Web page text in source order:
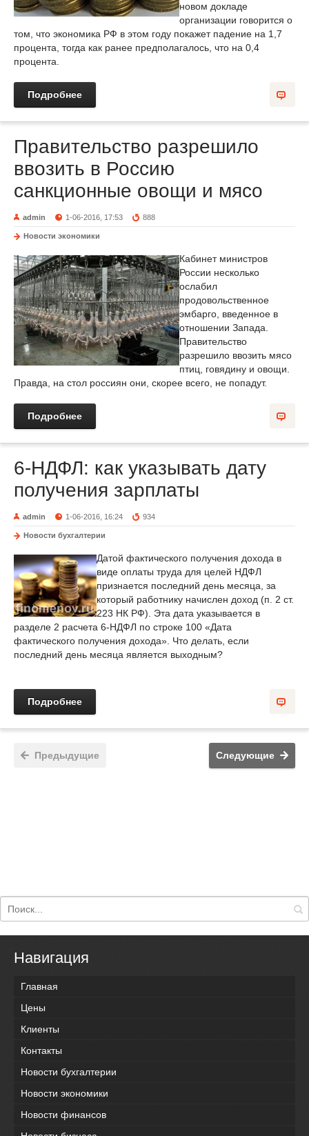
новом докладе
организации говорится о
том, что экономика РФ в этом году покажет падение на 1,7
процента, тогда как ранее предполагалось, что на 0,4
процента.
Подробнее
Правительство разрешило
ввозить в Россию
санкционные овощи и мясо
admin 1-06-2016, 17:53 888
Новости экономики
Кабинет министров
России несколько
ослабил
продовольственное
эмбарго, введенное в
отношении Запада.
Правительство
разрешило ввозить мясо
птиц, говядину и овощи.
Правда, на стол россиян они, скорее всего, не попадут.
Подробнее
6-НДФЛ: как указывать дату
получения зарплаты
admin 1-06-2016, 16:24 934
Новости бухгалтерии
Датой фактического получения дохода в
виде оплаты труда для целей НДФЛ
признается последний день месяца, за
который работнику начислен доход (п. 2 ст.
223 НК РФ). Эта дата указывается в
разделе 2 расчета 6-НДФЛ по строке 100 «Дата
фактического получения дохода». Что делать, если
последний день месяца является выходным?
Подробнее
Предыдущие Следующие
Навигация
Главная
Цены
Клиенты
Контакты
Новости бухгалтерии
Новости экономики
Новости финансов